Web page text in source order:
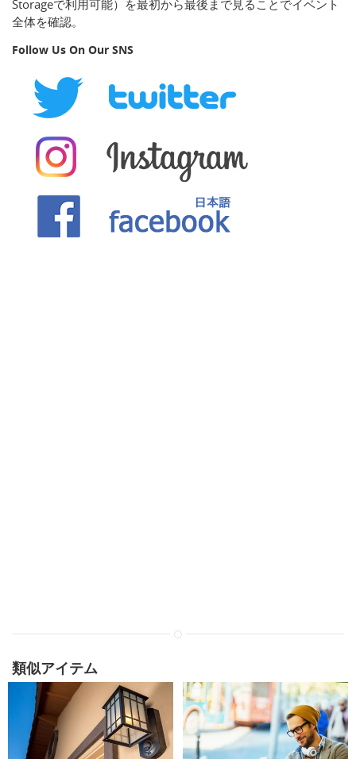
Storageで利用可能）を最初から最後まで見ることでイベント
全体を確認。
Follow Us On Our SNS
類似アイテム